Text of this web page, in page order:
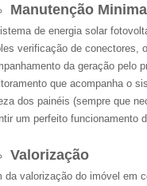
Manutenção Minima
de energia solar
verificação de conectores, o
da geração pelo
que acompanha o
dos painéis (sempre que
um perfeito funcionamento
Valorização
da valorização do imóvel em